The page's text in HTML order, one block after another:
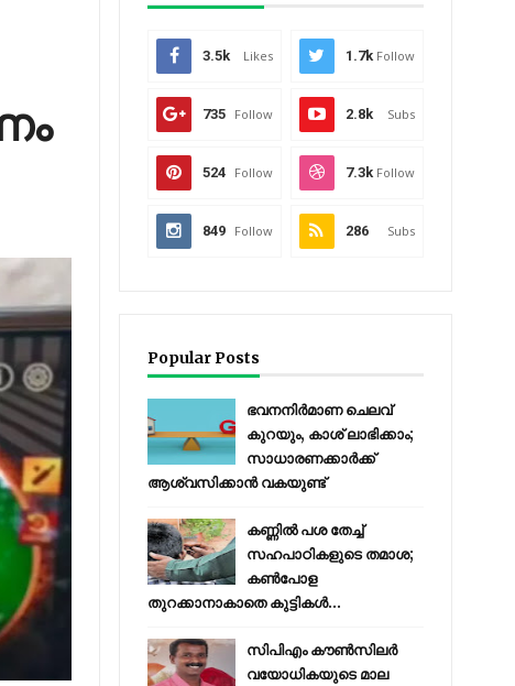
3.5k Likes 1.7k Follow
735 Follow 2.8k Subs
524 Follow 7.3k Follow
849 Follow 286 Subs
Popular Posts
ഭവനനിർമാണ ചെലവ്
കുറയും, കാശ് ലാഭിക്കാം;
സാധാരണക്കാർക്ക്
ആശ്വസിക്കാൻ വകയുണ്ട്
കണ്ണിൽ പശ തേച്ച്
സഹപാഠികളുടെ തമാശ;
കൺപോള
തുറക്കാനാകാതെ കുട്ടികൾ...
സിപിഎം കൗണ്‍സിലര്‍
വയോധികയുടെ മാല